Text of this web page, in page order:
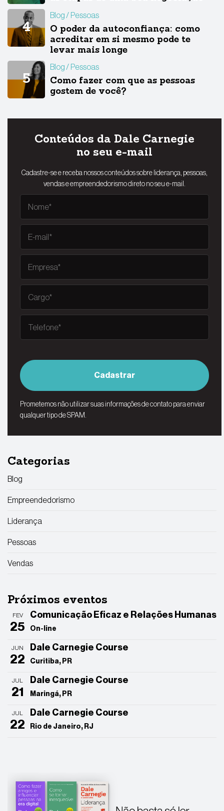
Blog Pessoas
O poder da autoconfiança: como
acreditar em si mesmo pode te
levar mais longe
Blog Pessoas
Como fazer com que as pessoas
gostem de você?
Conteúdos da Dale Carnegie
no seu e-mail
Cadastre-se e receba nossos conteúdos sobre liderança, pessoas,
vendas e empreendedorismo direto no seu e-mail.
Cadastrar
Prometemos não utilizar suas informações de contato para enviar
qualquer tipo de SPAM.
Categorias
Blog
Empreendedorismo
Liderança
Pessoas
Vendas
Próximos eventos
FEV
25
Comunicação Eficaz e Relações Humanas
On-line
JUN
22
Dale Carnegie Course
Curitiba, PR
JUL
21
Dale Carnegie Course
Maringá, PR
JUL
22
Dale Carnegie Course
Rio de Janeiro, RJ